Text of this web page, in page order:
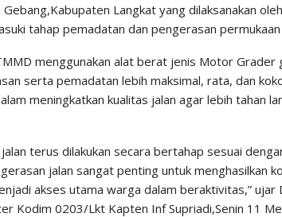
Langkat yang dilaksanakan
tahap pemadatan dan pengerasan permukaan
menggunakan alat berat jenis Motor Grader
serta pemadatan lebih maksimal, rata, dan
meningkatkan kualitas jalan agar lebih tahan
terus dilakukan secara bertahap sesuai
jalan sangat penting untuk menghasilkan
akses utama warga dalam beraktivitas,”
Kodim 0203/Lkt Kapten Inf Supriadi,Senin 11